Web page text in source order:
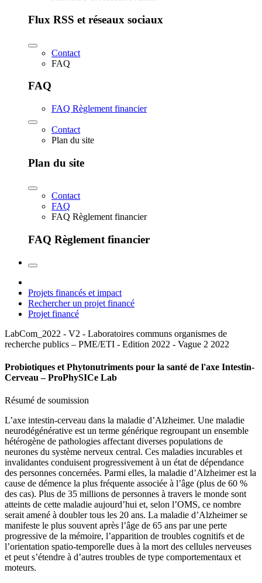
Flux RSS et réseaux sociaux
Contact
FAQ
FAQ
FAQ Règlement financier
Contact
Plan du site
Plan du site
Contact
FAQ
FAQ Règlement financier
FAQ Règlement financier
Projets financés et impact
Rechercher un projet financé
Projet financé
LabCom_2022 - V2 - Laboratoires communs organismes de
recherche publics – PME/ETI - Edition 2022 - Vague 2 2022
Probiotiques et Phytonutriments pour la santé de l'axe Intestin-
Cerveau – ProPhySICe Lab
Résumé de soumission
L’axe intestin-cerveau dans la maladie d’Alzheimer. Une maladie
neurodégénérative est un terme générique regroupant un ensemble
hétérogène de pathologies affectant diverses populations de
neurones du système nerveux central. Ces maladies incurables et
invalidantes conduisent progressivement à un état de dépendance
des personnes concernées. Parmi elles, la maladie d’Alzheimer est la
cause de démence la plus fréquente associée à l’âge (plus de 60 %
des cas). Plus de 35 millions de personnes à travers le monde sont
atteints de cette maladie aujourd’hui et, selon l’OMS, ce nombre
serait amené à doubler tous les 20 ans. La maladie d’Alzheimer se
manifeste le plus souvent après l’âge de 65 ans par une perte
progressive de la mémoire, l’apparition de troubles cognitifs et de
l’orientation spatio-temporelle dues à la mort des cellules nerveuses
et peut s’étendre à d’autres troubles de type comportementaux et
moteurs.